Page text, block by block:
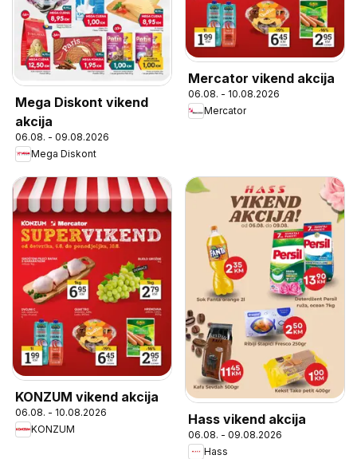
Mega Diskont vikend
akcija
06.08. - 09.08.2026
Mega Diskont
Mercator vikend akcija
06.08. - 10.08.2026
Mercator
KONZUM vikend akcija
06.08. - 10.08.2026
KONZUM
Hass vikend akcija
06.08. - 09.08.2026
Hass